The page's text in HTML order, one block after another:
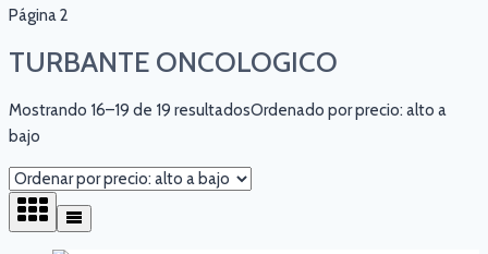
Página 2
TURBANTE ONCOLOGICO
Mostrando 16–19 de 19 resultadosOrdenado por precio: alto a
bajo